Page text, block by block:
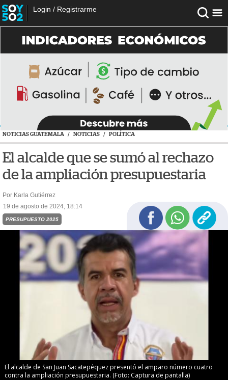
Login / Registrarme
NOTICIAS GUATEMALA / NOTICIAS / POLÍTICA
El alcalde que se sumó al rechazo
de la ampliación presupuestaria
Por Karla Gutiérrez
19 de agosto de 2024, 18:14
PRESUPUESTO 2025
El alcalde de San Juan Sacatepéquez presentó el amparo número cuatro
contra la ampliación presupuestaria. (Foto: Captura de pantalla)